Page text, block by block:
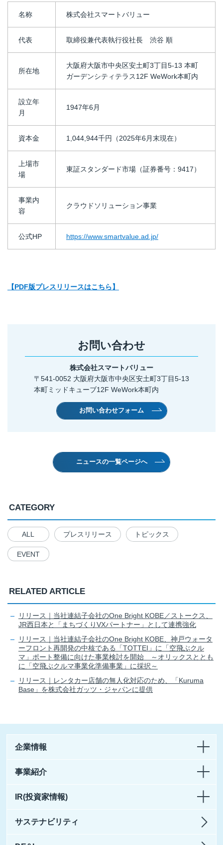
名称 株式会社スマートバリュー
代表 取締役兼代表執行役社長 渋谷 順
所在地
大阪府大阪市中央区安土町3丁目5-13 本町
ガーデンシティテラス12F WeWork本町内
設立年
月
1947年6月
資本金 1,044,944千円（2025年6月末現在）
上場市
場
東証スタンダード市場（証券番号：9417）
事業内
容
クラウドソリューション事業
公式HP https://www.smartvalue.ad.jp/
【PDF版プレスリリースはこちら】
お問い合わせ
株式会社スマートバリュー
〒541-0052 大阪府大阪市中央区安土町3丁目5-13
本町ミッドキューブ12F WeWork本町内
お問い合わせフォーム
ニュースの一覧ページへ
CATEGORY
ALL プレスリリース トピックス
EVENT
RELATED ARTICLE
リリース｜当社連結子会社のOne Bright KOBE／ストークス、
JR西日本と「まちづくりVXパートナー」として連携強化
リリース｜当社連結子会社のOne Bright KOBE、神戸ウォータ
ーフロント再開発の中核である「TOTTEI」に「空飛ぶクル
マ」ポート整備に向けた事業検討を開始 ～オリックスととも
に「空飛ぶクルマ事業化準備事業」に採択～
リリース｜レンタカー店舗の無人化対応のため、「Kuruma
Base」を株式会社ガッツ・ジャパンに提供
企業情報
事業紹介
IR(投資家情報)
サステナビリティ